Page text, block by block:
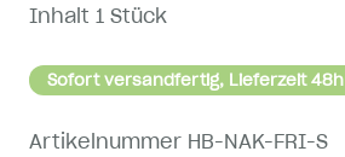
Inhalt 1 Stück
Sofort versandfertig, Lieferzeit 48h
Artikelnummer HB-NAK-FRI-S